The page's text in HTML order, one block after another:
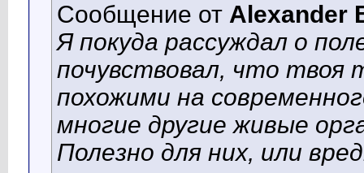
Сообщение от Alexander
Я покуда рассуждал о
почувствовал, что твоя
похожими на
многие другие живые
Полезно для них, или